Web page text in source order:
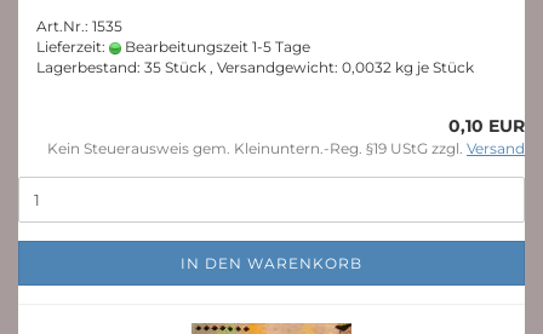
Art.Nr.: 1535
Lieferzeit:
Bearbeitungszeit 1-5 Tage
Lagerbestand: 35 Stück , Versandgewicht: 0,0032 kg je Stück
0,10 EUR
Kein Steuerausweis gem. Kleinuntern.-Reg. §19 UStG zzgl. Versand
IN DEN WARENKORB